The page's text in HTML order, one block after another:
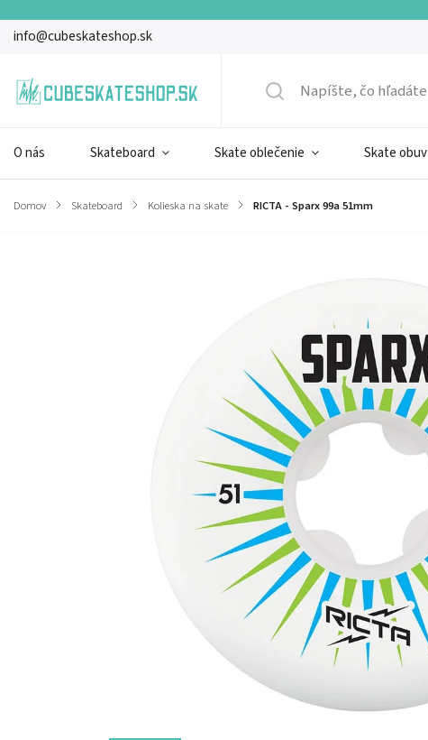
info@cubeskateshop.sk
O nás Skateboard Skate oblečenie Skate obuv
Domov / Skateboard / Kolieska na skate / RICTA - Sparx 99a 51mm